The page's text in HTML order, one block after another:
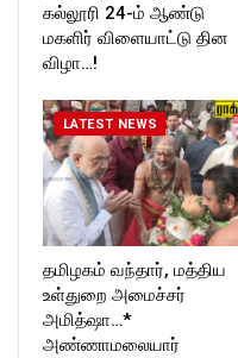
கல்லூரி 24-ம் ஆண்டு
மகளிர் விளையாட்டு தின
விழா…!
LATEST NEWS
தமிழகம் வந்தார், மத்திய
உள்துறை அமைச்சர்
அமித்ஷா…*
அண்ணாமலையார்